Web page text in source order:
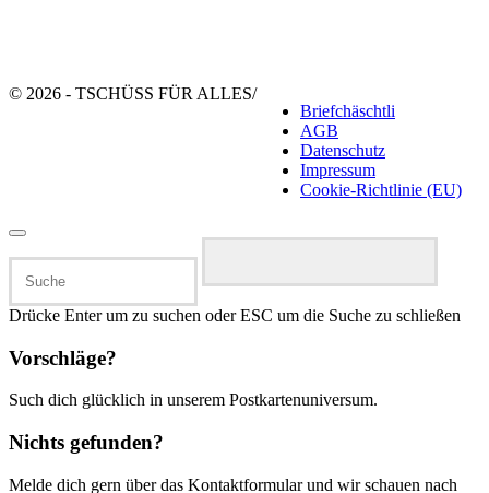
© 2026 - TSCHÜSS FÜR ALLES/
Briefchäschtli
AGB
Datenschutz
Impressum
Cookie-Richtlinie (EU)
nach:
Drücke Enter um zu suchen oder ESC um die Suche zu schließen
Vorschläge?
Such dich glücklich in unserem Postkartenuniversum.
Nichts gefunden?
Melde dich gern über das Kontaktformular und wir schauen nach